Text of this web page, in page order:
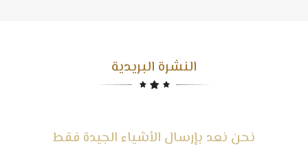
النشرة البريدية
نحن نعد بإرسال الأشياء الجيدة فقط